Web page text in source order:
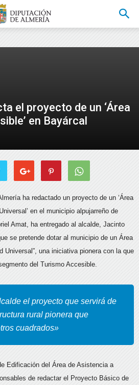
el proyecto de un ‘Área
en Bayárcal
ha redactado un proyecto de un ‘Área
en el municipio alpujarreño de
Amat, ha entregado al alcalde, Jacinto
se pretende dotar al municipio de un Área
Universal”, una iniciativa pionera con la que
del Turismo Accesible.
el proyecto que servirá de
rural pionera que
cuadrados»
Edificación del Área de Asistencia a
de redactar el Proyecto Básico de